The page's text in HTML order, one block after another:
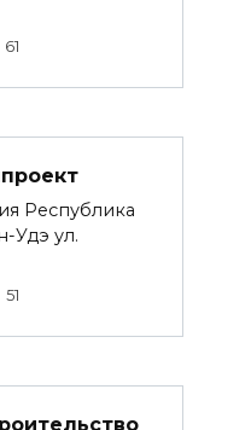
61
Республика
Удэ ул.
51